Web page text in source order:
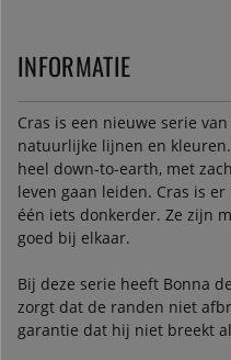
INFORMATIE
Cras is een nieuwe serie
natuurlijke lijnen en
heel down-to-earth, met
leven gaan leiden. Cras is
één iets donkerder. Ze zijn
goed bij elkaar.
Bij deze serie heeft Bonna
zorgt dat de randen niet
garantie dat hij niet breekt